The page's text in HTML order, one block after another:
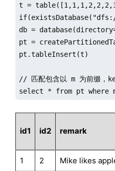
t =
db =
pt =
pt.tableInsert(t)
// 匹配包含以 m 为前缀，
select * from pt where
id1 id2 remark
1 2 Mike likes